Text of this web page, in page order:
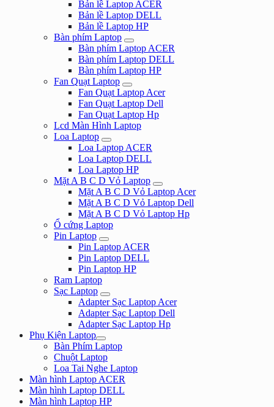
Bản lề Laptop ACER
Bản lề Laptop DELL
Bản lề Laptop HP
Bàn phím Laptop
Bàn phím Laptop ACER
Bàn phím Laptop DELL
Bàn phím Laptop HP
Fan Quạt Laptop
Fan Quạt Laptop Acer
Fan Quạt Laptop Dell
Fan Quạt Laptop Hp
Lcd Màn Hình Laptop
Loa Laptop
Loa Laptop ACER
Loa Laptop DELL
Loa Laptop HP
Mặt A B C D Vỏ Laptop
Mặt A B C D Vỏ Laptop Acer
Mặt A B C D Vỏ Laptop Dell
Mặt A B C D Vỏ Laptop Hp
Ổ cứng Laptop
Pin Laptop
Pin Laptop ACER
Pin Laptop DELL
Pin Laptop HP
Ram Laptop
Sạc Laptop
Adapter Sạc Laptop Acer
Adapter Sạc Laptop Dell
Adapter Sạc Laptop Hp
Phụ Kiện Laptop
Bàn Phím Laptop
Chuột Laptop
Loa Tai Nghe Laptop
Màn hình Laptop ACER
Màn hình Laptop DELL
Màn hình Laptop HP